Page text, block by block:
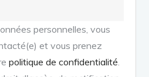
personnelles, vous
et vous prenez
politique de confidentialité